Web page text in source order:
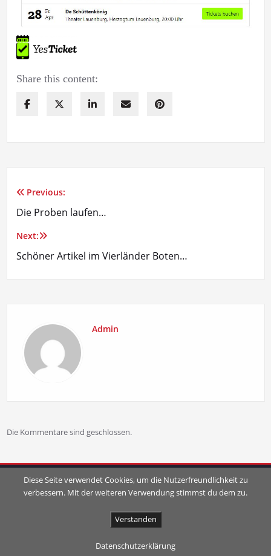
Share this content:
Beitragsnavigation
Previous:
Die Proben laufen…
Next:
Schöner Artikel im Vierländer Boten…
Admin
Die Kommentare sind geschlossen.
Diese Seite verwendet Cookies, um die Nutzerfreundlichkeit zu
verbessern. Mit der weiteren Verwendung stimmst du dem zu.
Verstanden
Datenschutzerklärung